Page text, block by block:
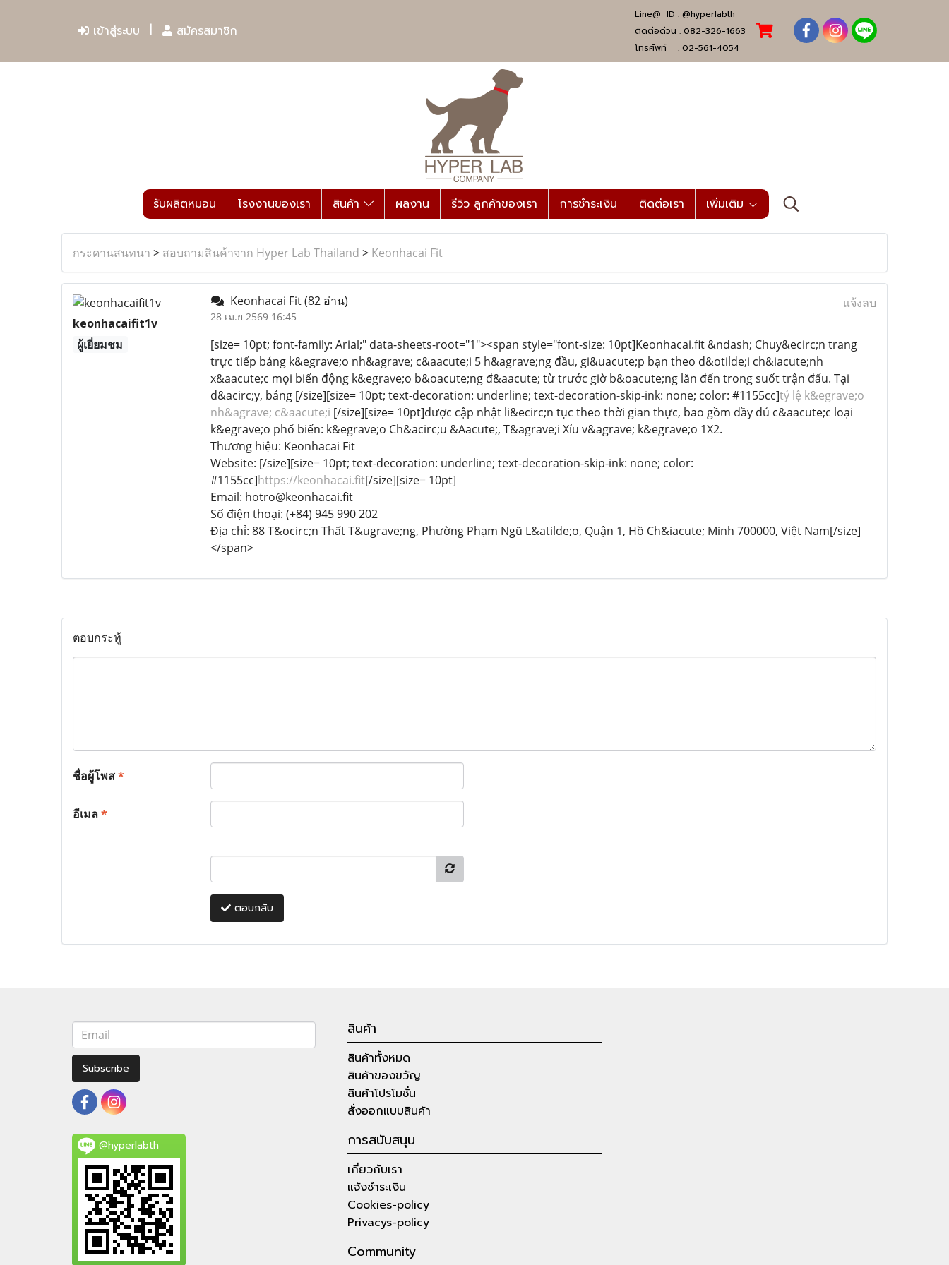
เข้าสู่ระบบ สมัครสมาชิก
Line@ ID : @hyperlabth
ติดต่อด่วน : 082-326-1663
โทรศัพท์ : 02-561-4054
รับผลิตหมอน โรงงานของเรา สินค้า ผลงาน รีวิว ลูกค้าของเรา การชำระเงิน ติดต่อเรา เพิ่มเติม
กระดานสนทนา > สอบถามสินค้าจาก Hyper Lab Thailand > Keonhacai Fit
keonhacaifit1v
ผู้เยี่ยมชม
Keonhacai Fit(82 อ่าน)
28 เม.ย 2569 16:45
แจ้งลบ
[size= 10pt; font-family: Arial;" data-sheets-root="1"><span style="font-size: 10pt]Keonhacai.fit &ndash; Chuy&ecirc;n trang
trực tiếp bảng k&egrave;o nh&agrave; c&aacute;i 5 h&agrave;ng đầu, gi&uacute;p bạn theo d&otilde;i ch&iacute;nh
x&aacute;c mọi biến động k&egrave;o b&oacute;ng đ&aacute; từ trước giờ b&oacute;ng lăn đến trong suốt trận đấu. Tại
đ&acirc;y, bảng [/size][size= 10pt; text-decoration: underline; text-decoration-skip-ink: none; color: #1155cc]tỷ lệ k&egrave;o
nh&agrave; c&aacute;i [/size][size= 10pt]được cập nhật li&ecirc;n tục theo thời gian thực, bao gồm đầy đủ c&aacute;c loại
k&egrave;o phổ biến: k&egrave;o Ch&acirc;u &Aacute;, T&agrave;i Xỉu v&agrave; k&egrave;o 1X2.
Thương hiệu: Keonhacai Fit
Website: [/size][size= 10pt; text-decoration: underline; text-decoration-skip-ink: none; color:
#1155cc]https://keonhacai.fit[/size][size= 10pt]
Email: hotro@keonhacai.fit
Số điện thoại: (+84) 945 990 202
Địa chỉ: 88 T&ocirc;n Thất T&ugrave;ng, Phường Phạm Ngũ L&atilde;o, Quận 1, Hồ Ch&iacute; Minh 700000, Việt Nam[/size]
</span>
ตอบกระทู้
ชื่อผู้โพส*
อีเมล*
ตอบกลับ
Subscribe
@hyperlabth
สินค้า
สินค้าทั้งหมด
สินค้าของขวัญ
สินค้าโปรโมชั่น
สั่งออกแบบสินค้า
การสนับสนุน
เกี่ยวกับเรา
แจ้งชำระเงิน
Cookies-policy
Privacys-policy
Community